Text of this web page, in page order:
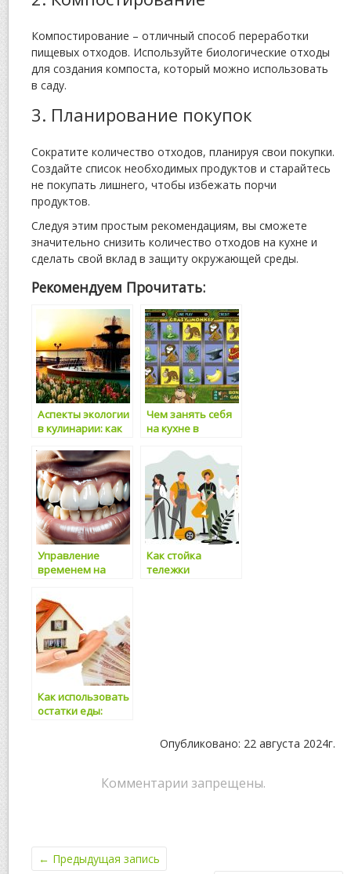
Компостирование – отличный способ переработки
пищевых отходов. Используйте биологические отходы
для создания компоста, который можно использовать
в саду.
3. Планирование покупок
Сократите количество отходов, планируя свои покупки.
Создайте список необходимых продуктов и старайтесь
не покупать лишнего, чтобы избежать порчи
продуктов.
Следуя этим простым рекомендациям, вы сможете
значительно снизить количество отходов на кухне и
сделать свой вклад в защиту окружающей среды.
Рекомендуем Прочитать:
Аспекты экологии
в кулинарии: как
ответственно
Чем занять себя
на кухне в
Управление
временем на
успеть
Как стойка
тележки
Как использовать
остатки еды:
Опубликовано: 22 августа 2024г.
Комментарии запрещены.
← Предыдущая запись